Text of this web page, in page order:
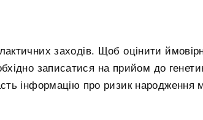
заходів. Щоб оцінити
записатися на прийом до
інформацію про ризик народження